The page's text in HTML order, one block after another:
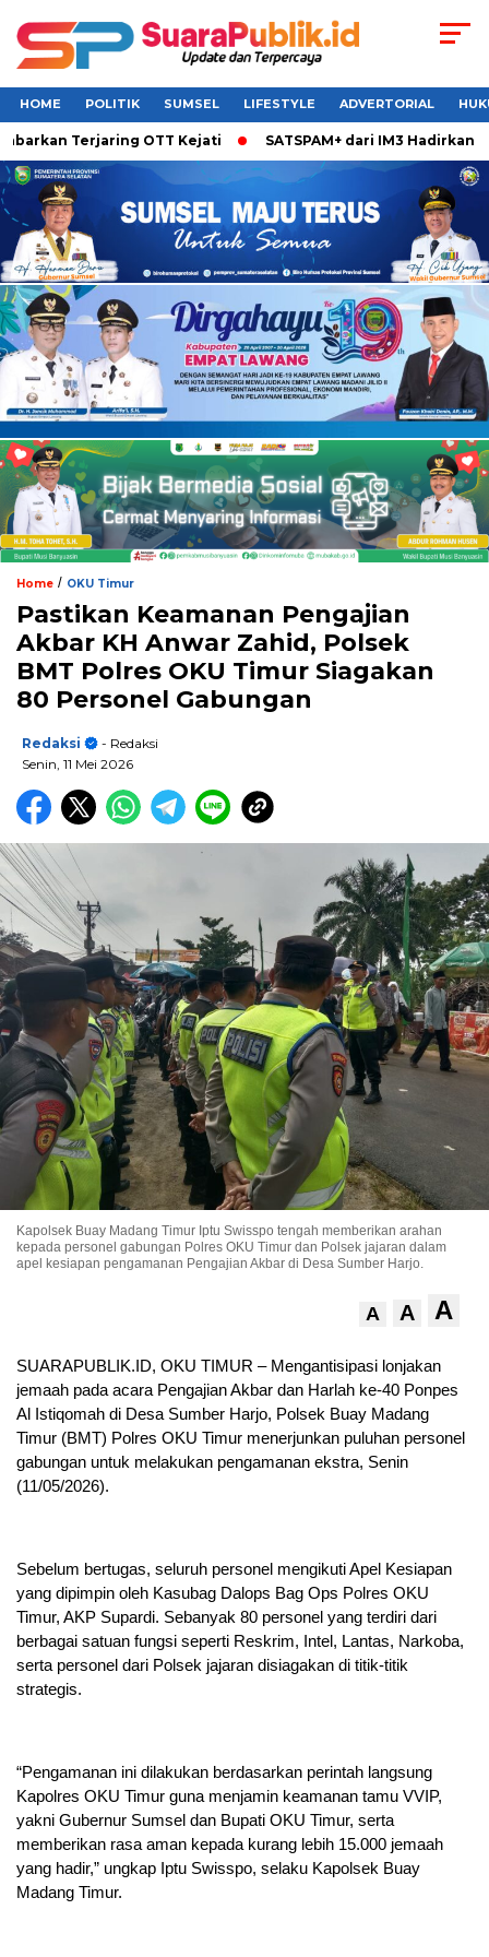
HOME POLITIK SUMSEL LIFESTYLE ADVERTORIAL
Terjaring OTT Kejati SATSPAM+ dari IM3 Hadirkan
Home / OKU Timur
Pastikan Keamanan Pengajian
Akbar KH Anwar Zahid, Polsek
BMT Polres OKU Timur Siagakan
80 Personel Gabungan
Redaksi
- Redaksi
Senin, 11 Mei 2026
Kapolsek Buay Madang Timur Iptu Swisspo tengah memberikan arahan
kepada personel gabungan Polres OKU Timur dan Polsek jajaran dalam
apel kesiapan pengamanan Pengajian Akbar di Desa Sumber Harjo.
A A A
SUARAPUBLIK.ID, OKU TIMUR – Mengantisipasi lonjakan
jemaah pada acara Pengajian Akbar dan Harlah ke-40 Ponpes
Al Istiqomah di Desa Sumber Harjo, Polsek Buay Madang
Timur (BMT) Polres OKU Timur menerjunkan puluhan personel
gabungan untuk melakukan pengamanan ekstra, Senin
(11/05/2026).
Sebelum bertugas, seluruh personel mengikuti Apel Kesiapan
yang dipimpin oleh Kasubag Dalops Bag Ops Polres OKU
Timur, AKP Supardi. Sebanyak 80 personel yang terdiri dari
berbagai satuan fungsi seperti Reskrim, Intel, Lantas, Narkoba,
serta personel dari Polsek jajaran disiagakan di titik-titik
strategis.
“Pengamanan ini dilakukan berdasarkan perintah langsung
Kapolres OKU Timur guna menjamin keamanan tamu VVIP,
yakni Gubernur Sumsel dan Bupati OKU Timur, serta
memberikan rasa aman kepada kurang lebih 15.000 jemaah
yang hadir,” ungkap Iptu Swisspo, selaku Kapolsek Buay
Madang Timur.